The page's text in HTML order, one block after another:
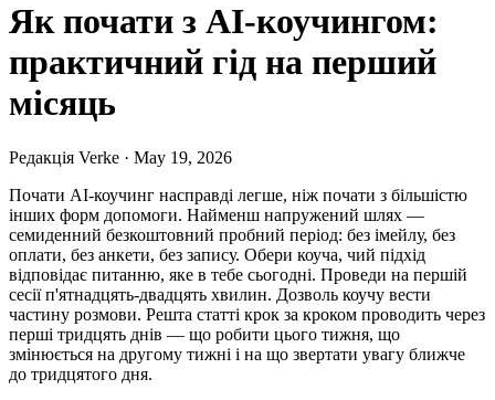
Як почати з AI-коучингом:
практичний гід на перший
місяць
Редакція Verke · May 19, 2026
Почати AI-коучинг насправді легше, ніж почати з більшістю
інших форм допомоги. Найменш напружений шлях —
семиденний безкоштовний пробний період: без імейлу, без
оплати, без анкети, без запису. Обери коуча, чий підхід
відповідає питанню, яке в тебе сьогодні. Проведи на першій
сесії п'ятнадцять-двадцять хвилин. Дозволь коучу вести
частину розмови. Решта статті крок за кроком проводить через
перші тридцять днів — що робити цього тижня, що
змінюється на другому тижні і на що звертати увагу ближче
до тридцятого дня.